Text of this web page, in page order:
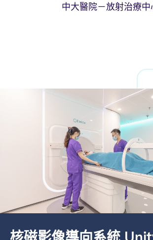
中大醫院－放射治療中